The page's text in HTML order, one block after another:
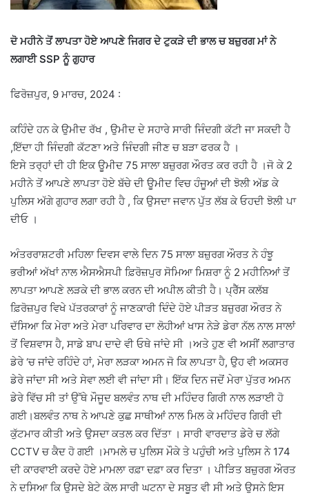
ਦੋ ਮਹੀਨੇ ਤੋਂ ਲਾਪਤਾ ਹੋਏ ਆਪਣੇ ਜਿਗਰ ਦੇ ਟੁਕੜੇ ਦੀ ਭਾਲ ਚ ਬਜ਼ੁਰਗ ਮਾਂ ਨੇ
ਲਗਾਈ SSP ਨੂੰ ਗੁਹਾਰ
ਫਿਰੋਜ਼ਪੁਰ, 9 ਮਾਰਚ, 2024 :
ਕਹਿੰਦੇ ਹਨ ਕੇ ਉਮੀਦ ਰੱਖ , ਉਮੀਦ ਦੇ ਸਹਾਰੇ ਸਾਰੀ ਜਿੰਦਗੀ ਕੱਟੀ ਜਾ ਸਕਦੀ ਹੈ
,ਇੱਦਾ ਹੀ ਜਿੰਦਗੀ ਕੱਟਣਾ ਅਤੇ ਜਿੰਦਗੀ ਜੀਣ ਚ ਬੜਾ ਫਰਕ ਹੈ ।
ਇਸੇ ਤਰ੍ਹਾਂ ਦੀ ਹੀ ਇਕ ਊਮੀਦ 75 ਸਾਲਾ ਬਜ਼ੁਰਗ ਔਰਤ ਕਰ ਰਹੀ ਹੈ ।ਜੋ ਕੇ 2
ਮਹੀਨੇ ਤੋਂ ਆਪਣੇ ਲਾਪਤਾ ਹੋਏ ਬੱਚੇ ਦੀ ਊਮੀਦ ਵਿਚ ਹੰਜੂਆਂ ਦੀ ਝੋਲੀ ਅੱਡ ਕੇ
ਪੁਲਿਸ ਅੱਗੇ ਗੁਹਾਰ ਲਗਾ ਰਹੀ ਹੈ , ਕਿ ਉਸਦਾ ਜਵਾਨ ਪੁੱਤ ਲੱਬ ਕੇ ਓਹਦੀ ਝੋਲੀ ਪਾ
ਦੀਓ ।
ਅੰਤਰਰਾਸ਼ਟਰੀ ਮਹਿਲਾ ਦਿਵਸ ਵਾਲੇ ਦਿਨ 75 ਸਾਲਾ ਬਜ਼ੁਰਗ ਔਰਤ ਨੇ ਹੰਝੂ
ਭਰੀਆਂ ਅੱਖਾਂ ਨਾਲ ਐਸਐਸਪੀ ਫ਼ਿਰੋਜ਼ਪੁਰ ਸੋਮਿਆ ਮਿਸ਼ਰਾ ਨੂੰ 2 ਮਹੀਨਿਆਂ ਤੋਂ
ਲਾਪਤਾ ਆਪਣੇ ਲੜਕੇ ਦੀ ਭਾਲ ਕਰਨ ਦੀ ਅਪੀਲ ਕੀਤੀ ਹੈ। ਪ੍ਰੈੱਸ ਕਲੱਬ
ਫ਼ਿਰੋਜ਼ਪੁਰ ਵਿਖੇ ਪੱਤਰਕਾਰਾਂ ਨੂੰ ਜਾਣਕਾਰੀ ਦਿੰਦੇ ਹੋਏ ਪੀੜਤ ਬਜ਼ੁਰਗ ਔਰਤ ਨੇ
ਦੱਸਿਆ ਕਿ ਮੇਰਾ ਅਤੇ ਮੇਰਾ ਪਰਿਵਾਰ ਦਾ ਲੋਹੀਆਂ ਖਾਸ ਨੇੜੇ ਡੇਰਾ ਨੱਲ ਨਾਲ ਸਾਲਾਂ
ਤੋਂ ਵਿਸ਼ਵਾਸ ਹੈ, ਸਾਡੇ ਬਾਪ ਦਾਦੇ ਵੀ ਓਥੇ ਜਾਂਦੇ ਸੀ ।ਅਤੇ ਹੁਣ ਵੀ ਅਸੀਂ ਲਗਾਤਾਰ
ਡੇਰੇ ‘ਚ ਜਾਂਦੇ ਰਹਿੰਦੇ ਹਾਂ, ਮੇਰਾ ਲੜਕਾ ਅਮਨ ਜੋ ਕਿ ਲਾਪਤਾ ਹੈ, ਉਹ ਵੀ ਅਕਸਰ
ਡੇਰੇ ਜਾਂਦਾ ਸੀ ਅਤੇ ਸੇਵਾ ਲਈ ਵੀ ਜਾਂਦਾ ਸੀ। ਇੱਕ ਦਿਨ ਜਦੋਂ ਮੇਰਾ ਪੁੱਤਰ ਅਮਨ
ਡੇਰੇ ਵਿੱਚ ਸੀ ਤਾਂ ਉੱਥੇ ਮੌਜੂਦ ਬਲਵੰਤ ਨਾਥ ਦੀ ਮਹਿੰਦਰ ਗਿਰੀ ਨਾਲ ਲੜਾਈ ਹੋ
ਗਈ।ਬਲਵੰਤ ਨਾਥ ਨੇ ਆਪਣੇ ਕੁਛ ਸਾਥੀਆਂ ਨਾਲ ਮਿਲ ਕੇ ਮਹਿੰਦਰ ਗਿਰੀ ਦੀ
ਕੁੱਟਮਾਰ ਕੀਤੀ ਅਤੇ ਉਸਦਾ ਕਤਲ ਕਰ ਦਿੱਤਾ । ਸਾਰੀ ਵਾਰਦਾਤ ਡੇਰੇ ਚ ਲੱਗੇ
CCTV ਚ ਕੈਦ ਹੋ ਗਈ ।ਮਾਮਲੇ ਚ ਪੁਲਿਸ ਮੌਕੇ ਤੇ ਪਹੁੰਚੀ ਅਤੇ ਪੁਲਿਸ ਨੇ 174
ਦੀ ਕਾਰਵਾਈ ਕਰਦੇ ਹੋਏ ਮਾਮਲਾ ਰਫ਼ਾ ਦਫ਼ਾ ਕਰ ਦਿਤਾ । ਪੀੜਿਤ ਬਜ਼ੁਰਗ ਔਰਤ
ਨੇ ਦਸਿਆ ਕਿ ਉਸਦੇ ਬੇਟੇ ਕੋਲ ਸਾਰੀ ਘਟਨਾ ਦੇ ਸਬੂਤ ਵੀ ਸੀ ਅਤੇ ਉਸਨੇ ਇਸ